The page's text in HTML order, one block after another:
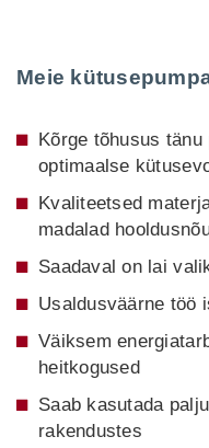
Meie
Kõrge tõhusus
optimaalse
Kvaliteetsed
madalad
Saadaval on lai
Usaldusväärne töö
Väiksem
heitkogused
Saab kasutada
rakendustes